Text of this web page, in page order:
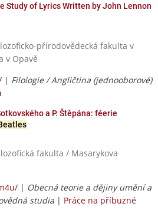
Study of Lyrics Written by John Lennon
přírodovědecká fakulta v
v Opavě
| Filologie / Angličtina (jednooborové)
a P. Štěpána: féerie
fakulta / Masarykova
| Obecná teorie a dějiny umění a
studia | Práce na příbuzné